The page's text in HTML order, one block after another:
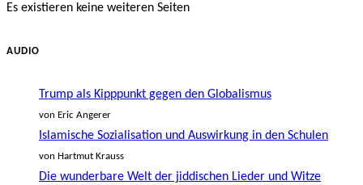
Es existieren keine weiteren Seiten
AUDIO
Trump als Kipppunkt gegen den Globalismus
von Eric Angerer
Islamische Sozialisation und Auswirkung in den Schulen
von Hartmut Krauss
Die wunderbare Welt der jiddischen Lieder und Witze